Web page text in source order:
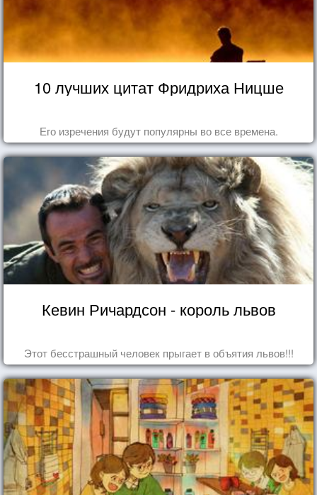
10 лучших цитат Фридриха Ницше
Его изречения будут популярны во все времена.
Кевин Ричардсон - король львов
Этот бесстрашный человек прыгает в объятия львов!!!